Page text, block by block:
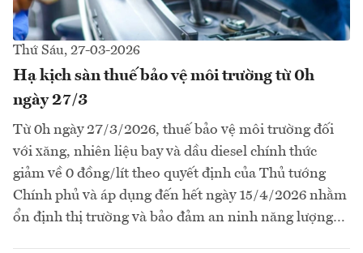
Thứ Sáu, 27-03-2026
Hạ kịch sàn thuế bảo vệ môi trường từ 0h
ngày 27/3
Từ 0h ngày 27/3/2026, thuế bảo vệ môi trường đối
với xăng, nhiên liệu bay và dầu diesel chính thức
giảm về 0 đồng/lít theo quyết định của Thủ tướng
Chính phủ và áp dụng đến hết ngày 15/4/2026 nhằm
ổn định thị trường và bảo đảm an ninh năng lượng…